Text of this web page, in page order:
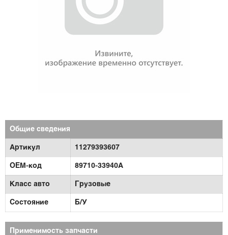
Общие сведения
Артикул 11279393607
OEM-код 89710-33940A
Класс авто Грузовые
Состояние Б/У
Применимость запчасти